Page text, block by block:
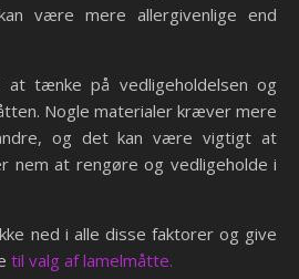
være mere allergivenlige end
tænke på vedligeholdelsen og
Nogle materialer kræver mere
og det kan være vigtigt at
nem at rengøre og vedligeholde i
ned i alle disse faktorer og give
til valg af lamelmåtte.